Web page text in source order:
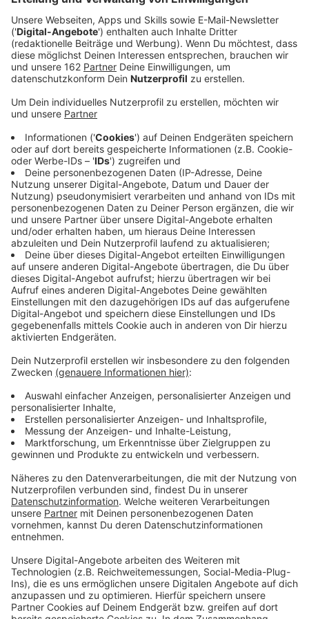
offenen Tür" - in Moers eine virtuelle
Ausbildungsmesse.
Veröffentlicht:Montag, 25.01.2021 17:12
In vielen weiterführenden Schulen im Kreis Wesel läuft
die Beratung und Anmeldung für das neue Schuljahr in
diesem Jahr online. Eltern und Schüler haben so die
Möglichkeit, sich über die jeweilige Schule und
Schulform zu informieren. In Wesel bieten die Schulen
dazu einen digitalen Tag der offenen Tür an. Die
Anmeldung ist in der jeweiligen Schule möglich, unter
strengen Hygienevorschriften und nur nach
Terminvereinbarung. In manchen Schulen läuft die
Anmeldung auch per Post oder online.
Anzeige
Berufskolleg für Technik Moers bietet
virtuelle Ausbildungsbörse an
Anzeige
Am Berufskolleg für Technik in Moers läuft auch die
Anmeldung online - außerdem kann man sich auf einer
virtuellen Ausbildungsbörse informieren. Auf der
Homepage des Berufskollegsist es möglich,
verschiedene Berufe der dualen Ausbildung
kennenenzulernen. Die Ausbildungsinhalte werden
dabei informativ und mit Filmen vorgestellt. Wer sein
Kind in einer weiterführenden Schule oder einem
Berufskolleg anmelden möchte, sollte sich vorab auf
der Homepage der Wunschschule(n) über die